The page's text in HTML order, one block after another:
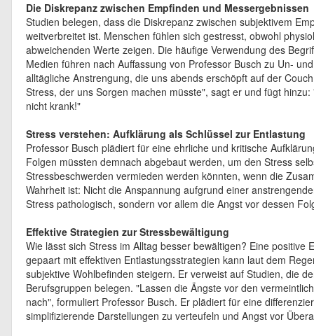
Die Diskrepanz zwischen Empfinden und Messergebnissen
Studien belegen, dass die Diskrepanz zwischen subjektivem
weitverbreitet ist. Menschen fühlen sich gestresst, obwohl
abweichenden Werte zeigen. Die häufige Verwendung des
Medien führen nach Auffassung von Professor Busch zu Un-
alltägliche Anstrengung, die uns abends erschöpft auf der
Stress, der uns Sorgen machen müsste", sagt er und fügt
nicht krank!"
Stress verstehen: Aufklärung als Schlüssel zur Entlastung
Professor Busch plädiert für eine ehrliche und kritische
Folgen müssten demnach abgebaut werden, um den Stress
Stressbeschwerden vermieden werden könnten, wenn die
Wahrheit ist: Nicht die Anspannung aufgrund einer
Stress pathologisch, sondern vor allem die Angst vor dessen
Effektive Strategien zur Stressbewältigung
Wie lässt sich Stress im Alltag besser bewältigen? Eine positive
gepaart mit effektiven Entlastungsstrategien kann laut dem
subjektive Wohlbefinden steigern. Er verweist auf Studien, die
Berufsgruppen belegen. "Lassen die Ängste vor den
nach", formuliert Professor Busch. Er plädiert für eine
simplifizierende Darstellungen zu verteufeln und Angst vor